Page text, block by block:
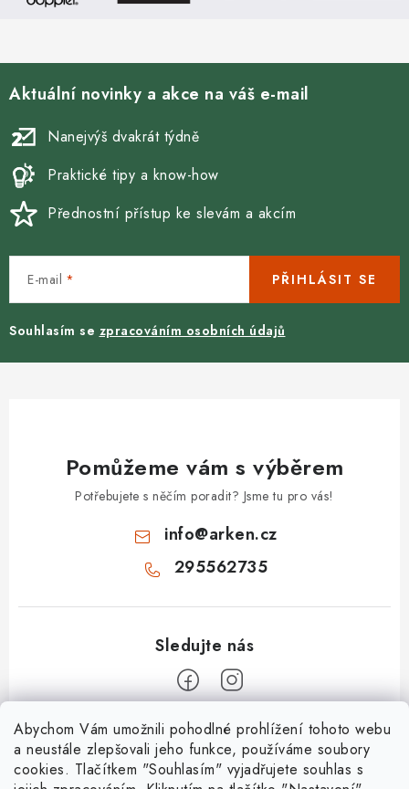
Abychom Vám umožnili pohodlné prohlížení tohoto webu
a neustále zlepšovali jeho funkce, používáme soubory
cookies. Tlačítkem "Souhlasím" vyjadřujete souhlas s
Aktuální novinky a akce na váš e-mail
Nanejvýš dvakrát týdně
Praktické tipy a know-how
Přednostní přístup ke slevám a akcím
E-mail
Souhlasím se zpracováním osobních údajů
PŘIHLÁSIT SE
Pomůžeme vám s výběrem
Potřebujete s něčím poradit? Jsme tu pro vás!
info@arken.cz
295562735
O Arken